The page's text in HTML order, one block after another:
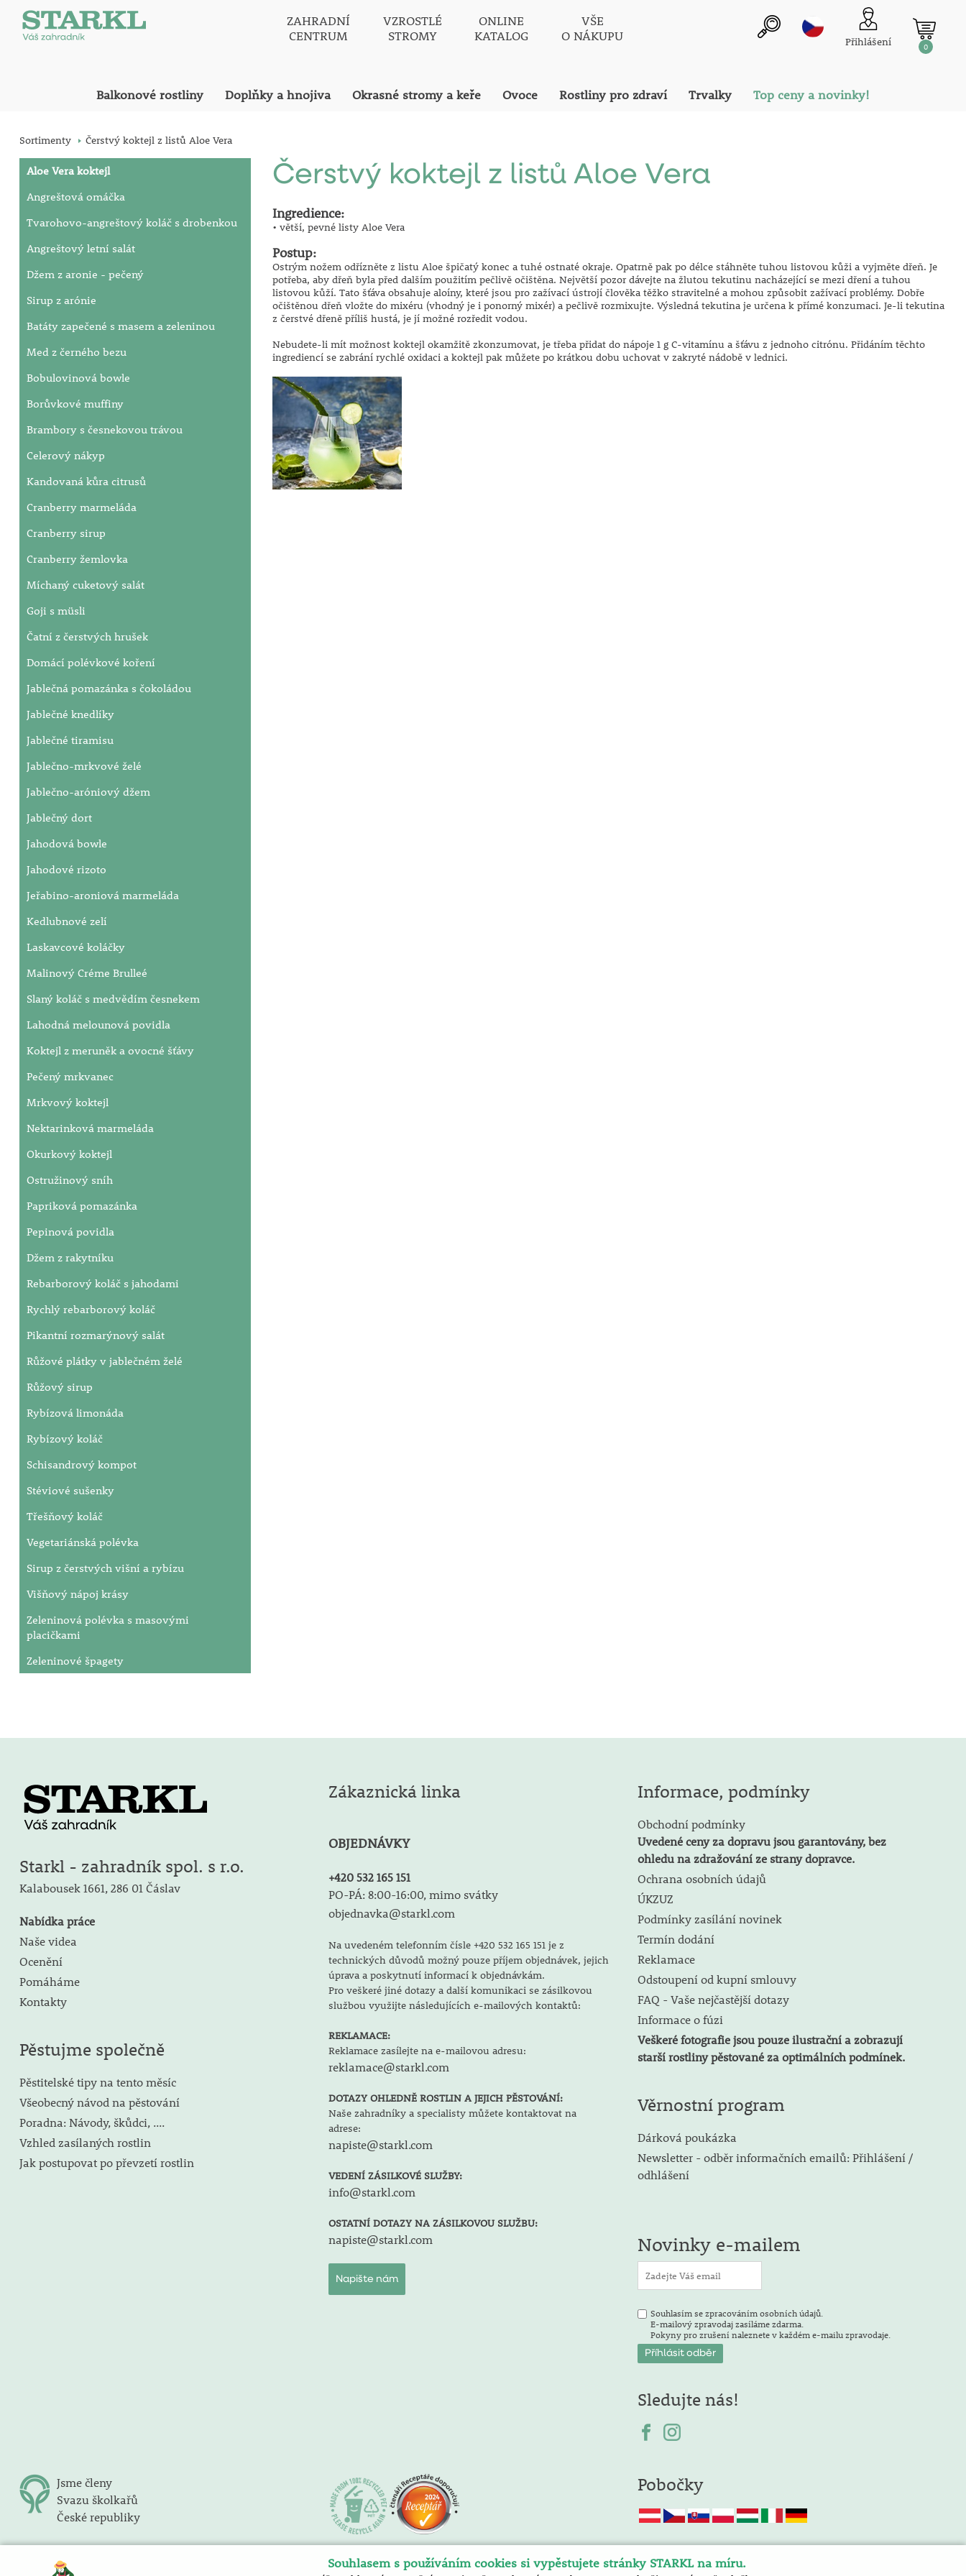
ZAHRADNÍ
CENTRUM
VZROSTLÉ
STROMY
ONLINE
KATALOG
VŠE
O NÁKUPU
Přihlášení 0
Balkonové rostliny Doplňky a hnojiva Okrasné stromy a keře Ovoce Rostliny pro zdraví Trvalky Top ceny a novinky!
Sortimenty Čerstvý koktejl z listů Aloe Vera
Aloe Vera koktejl
Angreštová omáčka
Tvarohovo-angreštový koláč s drobenkou
Angreštový letní salát
Džem z aronie - pečený
Sirup z arónie
Batáty zapečené s masem a zeleninou
Med z černého bezu
Bobulovinová bowle
Borůvkové muffiny
Brambory s česnekovou trávou
Celerový nákyp
Kandovaná kůra citrusů
Cranberry marmeláda
Cranberry sirup
Cranberry žemlovka
Míchaný cuketový salát
Goji s müsli
Čatní z čerstvých hrušek
Domácí polévkové koření
Jablečná pomazánka s čokoládou
Jablečné knedlíky
Jablečné tiramisu
Jablečno-mrkvové želé
Jablečno-aróniový džem
Jablečný dort
Jahodová bowle
Jahodové rizoto
Jeřabino-aroniová marmeláda
Kedlubnové zelí
Laskavcové koláčky
Malinový Créme Brulleé
Slaný koláč s medvědím česnekem
Lahodná melounová povidla
Koktejl z meruněk a ovocné šťávy
Pečený mrkvanec
Mrkvový koktejl
Nektarinková marmeláda
Okurkový koktejl
Ostružinový sníh
Papriková pomazánka
Pepinová povidla
Džem z rakytníku
Rebarborový koláč s jahodami
Rychlý rebarborový koláč
Pikantní rozmarýnový salát
Růžové plátky v jablečném želé
Růžový sirup
Rybízová limonáda
Rybízový koláč
Schisandrový kompot
Stéviové sušenky
Třešňový koláč
Vegetariánská polévka
Sirup z čerstvých višní a rybízu
Višňový nápoj krásy
Zeleninová polévka s masovými
placičkami
Zeleninové špagety
Čerstvý koktejl z listů Aloe Vera
Ingredience:
• větší, pevné listy Aloe Vera
Postup:
Ostrým nožem odřízněte z listu Aloe špičatý konec a tuhé ostnaté okraje.Opatrně pak po délce stáhněte tuhou listovou kůži a vyjměte dřeň. Je
potřeba, aby dřeň byla před dalším použitím pečlivě očištěna.Největší pozor dávejte na žlutou tekutinu nacházející se mezi dření a tuhou
listovou kůží. Tato šťáva obsahuje aloíny, které jsou pro zažívací ústrojí člověka těžko stravitelné a mohou způsobit zažívací problémy.Dobře
očištěnou dřeň vložte do mixéru (vhodný je i ponorný mixér) a pečlivě rozmixujte. Výsledná tekutina je určena k přímé konzumaci.Je-li tekutina
z čerstvé dřeně příliš hustá, je jí možné rozředit vodou.
Nebudete-li mít možnost koktejl okamžitě zkonzumovat, je třeba přidat do nápoje 1 g C-vitamínu a šťávu z jednoho citrónu. Přidáním těchto
ingrediencí se zabrání rychlé oxidaci a koktejl pak můžete po krátkou dobu uchovat v zakryté nádobě v lednici.
Starkl - zahradník spol. s r.o.
Kalabousek 1661, 286 01 Čáslav
Nabídka práce
Naše videa
Ocenění
Pomáháme
Kontakty
Pěstujme společně
Pěstitelské tipy na tento měsíc
Všeobecný návod na pěstování
Poradna: Návody, škůdci, ....
Vzhled zasílaných rostlin
Jak postupovat po převzetí rostlin
Zákaznická linka
OBJEDNÁVKY
+420 532 165 151
PO-PÁ: 8:00-16:00, mimo svátky
objednavka@starkl.com
Na uvedeném telefonním čísle +420 532 165 151 je z
technických důvodů možný pouze příjem objednávek, jejich
úprava a poskytnutí informací k objednávkám.
Pro veškeré jiné dotazy a další komunikaci se zásilkovou
službou využijte následujících e-mailových kontaktů:
REKLAMACE:
Reklamace zasílejte na e-mailovou adresu:
reklamace@starkl.com
DOTAZY OHLEDNĚ ROSTLIN A JEJICH PĚSTOVÁNÍ:
Naše zahradníky a specialisty můžete kontaktovat na
adrese:
napiste@starkl.com
VEDENÍ ZÁSILKOVÉ SLUŽBY:
info@starkl.com
OSTATNÍ DOTAZY NA ZÁSILKOVOU SLUŽBU:
napiste@starkl.com
Napište nám
Informace, podmínky
Obchodní podmínky
Uvedené ceny za dopravu jsou garantovány, bez
ohledu na zdražování ze strany dopravce.
Ochrana osobních údajů
ÚKZUZ
Podmínky zasílání novinek
Termín dodání
Reklamace
Odstoupení od kupní smlouvy
FAQ - Vaše nejčastější dotazy
Informace o fúzi
Veškeré fotografie jsou pouze ilustrační a zobrazují
starší rostliny pěstované za optimálních podmínek.
Věrnostní program
Dárková poukázka
Newsletter - odběr informačních emailů: Přihlášení /
odhlášení
Novinky e-mailem
Souhlasím se zpracováním osobních údajů.
E-mailový zpravodaj zasíláme zdarma.
Pokyny pro zrušení naleznete v každém e-mailu zpravodaje.
Sledujte nás!
Jsme členy
Svazu školkařů
České republiky
Pobočky
Souhlasem s používáním cookies si vypěstujete stránky STARKL na míru.